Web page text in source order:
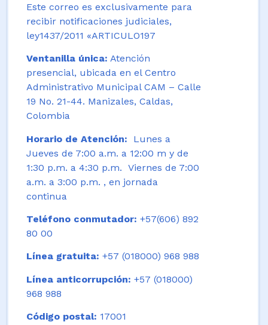
Este correo es exclusivamente para
recibir notificaciones judiciales,
ley1437/2011 «ARTICULO197
Ventanilla única: Atención
presencial, ubicada en el Centro
Administrativo Municipal CAM – Calle
19 No. 21-44. Manizales, Caldas,
Colombia
Horario de Atención:
Lunes a
Jueves de 7:00 a.m. a 12:00 m y de
1:30 p.m. a 4:30 p.m. Viernes de 7:00
a.m. a 3:00 p.m. , en jornada
continua
Teléfono conmutador: +57(606) 892
80 00
Línea gratuita: +57 (018000) 968 988
Línea anticorrupción: +57 (018000)
968 988
Código postal: 17001